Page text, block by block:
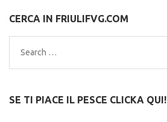
CERCA IN FRIULIFVG.COM
Search
for:
SE TI PIACE IL PESCE CLICKA QUI!